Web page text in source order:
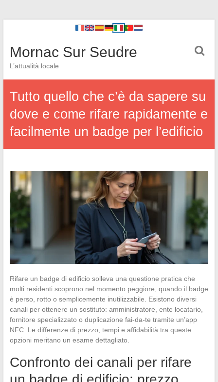
Mornac Sur Seudre
L’attualità locale
Tutto quello che c’è da sapere su
dove e come rifare rapidamente e
facilmente un badge per l’edificio
Rifare un badge di edificio solleva una questione pratica che
molti residenti scoprono nel momento peggiore, quando il badge
è perso, rotto o semplicemente inutilizzabile. Esistono diversi
canali per ottenere un sostituto: amministratore, ente locatario,
fornitore specializzato o duplicazione fai-da-te tramite un’app
NFC. Le differenze di prezzo, tempi e affidabilità tra queste
opzioni meritano un esame dettagliato.
Confronto dei canali per rifare